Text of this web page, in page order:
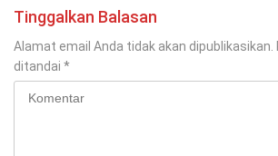
Tinggalkan Balasan
Alamat email Anda tidak akan dipublikasikan.
ditandai *